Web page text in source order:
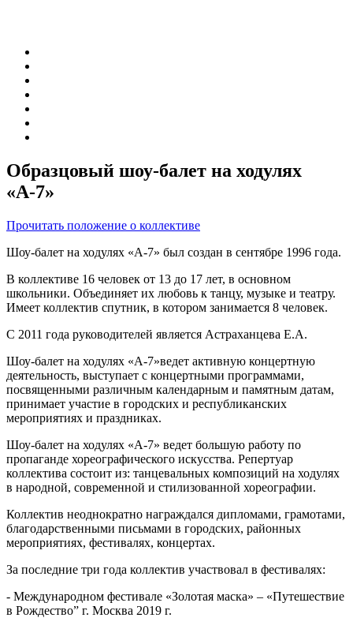
Образцовый шоу-балет на ходулях
«А-7»
Прочитать положение о коллективе
Шоу-балет на ходулях «А-7» был создан в сентябре 1996 года.
В коллективе 16 человек от 13 до 17 лет, в основном
школьники. Объединяет их любовь к танцу, музыке и театру.
Имеет коллектив спутник, в котором занимается 8 человек.
С 2011 года руководителей является Астраханцева Е.А.
Шоу-балет на ходулях «А-7»ведет активную концертную
деятельность, выступает с концертными программами,
посвященными различным календарным и памятным датам,
принимает участие в городских и республиканских
мероприятиях и праздниках.
Шоу-балет на ходулях «А-7» ведет большую работу по
пропаганде хореографического искусства. Репертуар
коллектива состоит из: танцевальных композиций на ходулях
в народной, современной и стилизованной хореографии.
Коллектив неоднократно награждался дипломами, грамотами,
благодарственными письмами в городских, районных
мероприятиях, фестивалях, концертах.
За последние три года коллектив участвовал в фестивалях:
- Международном фестивале «Золотая маска» – «Путешествие
в Рождество” г. Москва 2019 г.